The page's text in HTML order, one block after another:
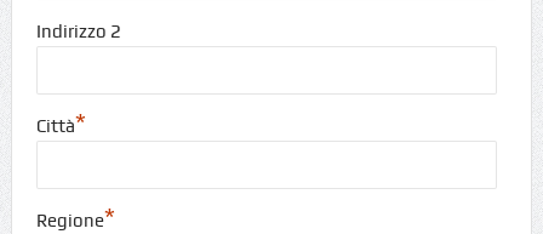
Indirizzo 2
Città*
Regione*